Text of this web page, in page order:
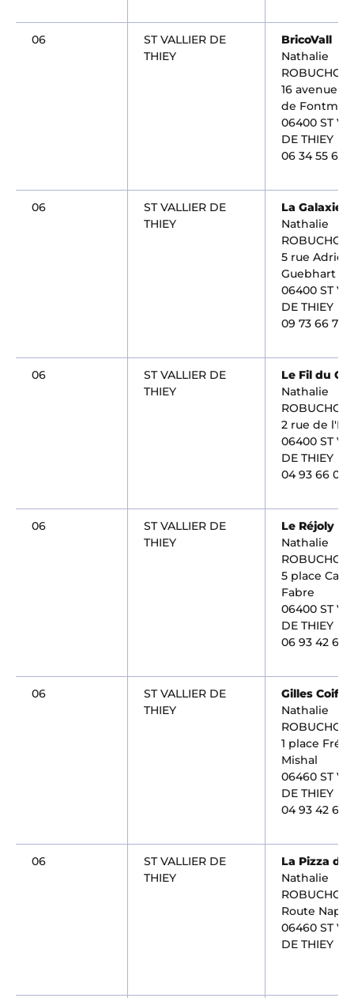
06
ST VALLIER DE
THIEY
BricoVall
Nathalie
ROBUCHON
16 avenue
de
06400 ST
DE THIEY
06 34 55 65
06
ST VALLIER DE
THIEY
La Galaxie
Nathalie
ROBUCHON
5 rue Adrien
Guebhart
06400 ST
DE THIEY
09 73 66 76
06
ST VALLIER DE
THIEY
Le Fil du
Nathalie
ROBUCHON
2 rue de
06400 ST
DE THIEY
04 93 66 05
06
ST VALLIER DE
THIEY
Le Réjoly
Nathalie
ROBUCHON
5 place
Fabre
06400 ST
DE THIEY
06 93 42 60
06
ST VALLIER DE
THIEY
Gilles
Nathalie
ROBUCHON
1 place
Mishal
06460 ST
DE THIEY
04 93 42 60
06
ST VALLIER DE
THIEY
La Pizza du
Nathalie
ROBUCHON
Route
06460 ST
DE THIEY